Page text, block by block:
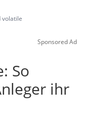
volatile
Sponsored Ad
So
ihr